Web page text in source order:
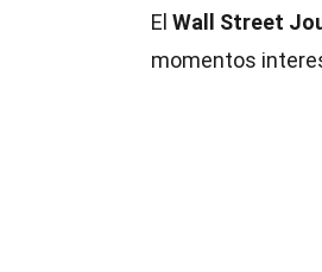
El Wall Street
momentos